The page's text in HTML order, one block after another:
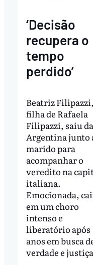
‘Decisão
recupera o
tempo
perdido’
Beatriz Filipazzi,
filha de Rafaela
Filipazzi, saiu da
Argentina junto
marido para
acompanhar o
veredito na
italiana.
Emocionada,
em um choro
intenso e
liberatório após
anos em busca
verdade e